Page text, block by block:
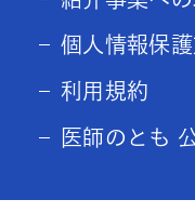
個人情報保
利用規約
医師のとも